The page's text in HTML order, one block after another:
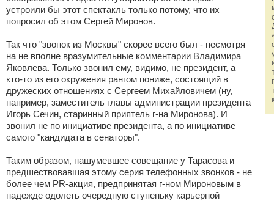
устроили бы этот спектакль только потому, что их
попросил об этом Сергей Миронов.
Так что "звонок из Москвы" скорее всего был - несмотря
на не вполне вразумительные комментарии Владимира
Яковлева. Только звонил ему, видимо, не президент, а
кто-то из его окружения рангом пониже, состоящий в
дружеских отношениях с Сергеем Михайловичем (ну,
например, заместитель главы администрации президента
Игорь Сечин, старинный приятель г-на Миронова). И
звонил не по инициативе президента, а по инициативе
самого "кандидата в сенаторы".
Таким образом, нашумевшее совещание у Тарасова и
предшествовавшая этому серия телефонных звонков - не
более чем РR-акция, предпринятая г-ном Мироновым в
надежде одолеть очередную ступеньку карьерной